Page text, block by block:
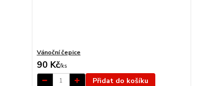
Vánoční čepice
90 Kč/ks
Přidat do košíku